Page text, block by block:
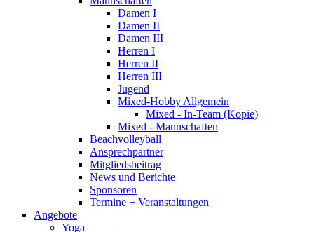
Damen I
Damen II
Damen III
Herren I
Herren II
Herren III
Jugend
Mixed-Hobby Allgemein
Mixed - In-Team (Kopie)
Mixed - Mannschaften
Beachvolleyball
Ansprechpartner
Mitgliedsbeitrag
News und Berichte
Sponsoren
Termine + Veranstaltungen
Angebote
Yoga